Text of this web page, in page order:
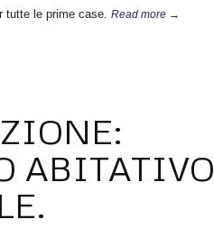
tutte le prime case. Read more →
ABITATIVO